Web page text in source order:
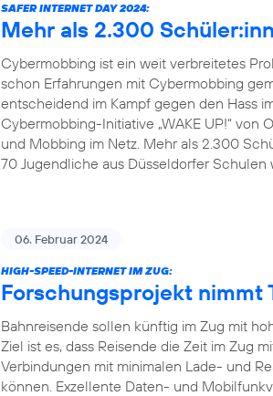
SAFER INTERNET DAY 2024:
Mehr als 2.300
Cybermobbing ist ein weit verbreitetes
schon Erfahrungen mit Cybermobbing
entscheidend im Kampf gegen den Hass
Cybermobbing-Initiative „WAKE UP!“ von O
und Mobbing im Netz. Mehr als 2.300
70 Jugendliche aus Düsseldorfer Schulen
06. Februar 2024
HIGH-SPEED-INTERNET IM ZUG:
Forschungsprojekt nimmt
Bahnreisende sollen künftig im Zug mit
Ziel ist es, dass Reisende die Zeit im Zug
Verbindungen mit minimalen Lade- und
können. Exzellente Daten- und